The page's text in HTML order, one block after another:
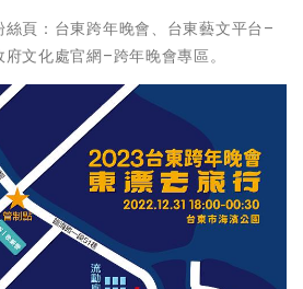
頁：台東跨年晚會、台東藝文平台–
文化處官網–跨年晚會專區。